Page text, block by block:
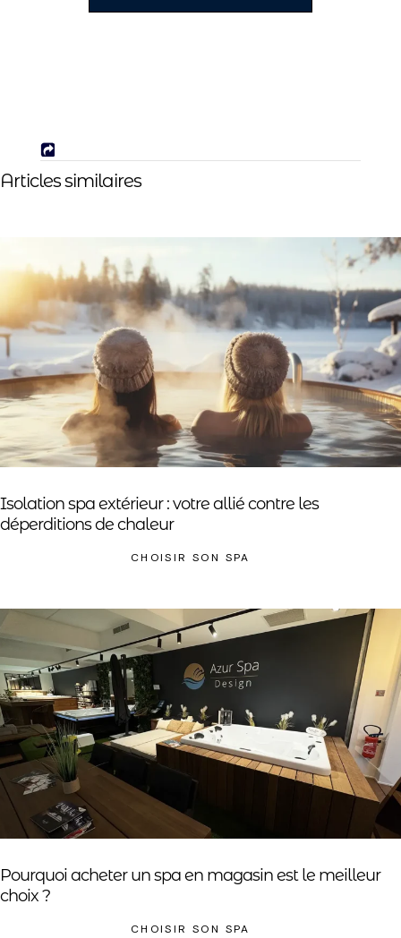
Articles similaires
Isolation spa extérieur : votre allié contre les
déperditions de chaleur
CHOISIR SON SPA
Pourquoi acheter un spa en magasin est le meilleur
choix ?
CHOISIR SON SPA